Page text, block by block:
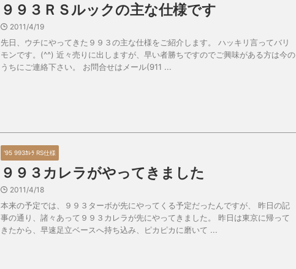
９９３ＲＳルックの主な仕様です
2011/4/19
先日、ウチにやってきた９９３の主な仕様をご紹介します。 ハッキリ言ってバリ
モンです。(^^) 近々売りに出しますが、早い者勝ちですのでご興味がある方は今の
うちにご連絡下さい。 お問合せはメール(911 ...
'95 993ｶﾚﾗ RS仕様
９９３カレラがやってきました
2011/4/18
本来の予定では、９９３ターボが先にやってくる予定だったんですが、 昨日の記
事の通り、諸々あって９９３カレラが先にやってきました。 昨日は東京に帰って
きたから、早速足立ベースへ持ち込み、ピカピカに磨いて ...